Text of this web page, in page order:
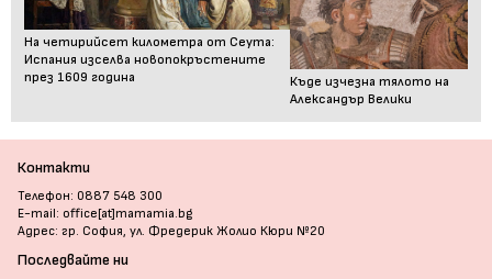
На четирийсет километра от Сеута:
Испания изселва новопокръстените
през 1609 година
Къде изчезна тялото на
Александър Велики
Контакти
Телефон: 0887 548 300
E-mail: office[at]mamamia.bg
Адрес: гр. София, ул. Фредерик Жолио Кюри №20
Последвайте ни